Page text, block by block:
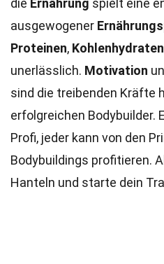
die Ernährung spielt eine
ausgewogener
Proteinen, Kohlenhydraten
unerlässlich. Motivation
sind die treibenden Kräfte
erfolgreichen Bodybuilder.
Profi, jeder kann von den
Bodybuildings profitieren.
Hanteln und starte dein